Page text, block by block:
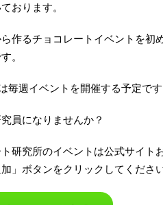
おります。
作るチョコレートイベントを初
。
毎週イベントを開催する予定です
員になりませんか？
研究所のイベントは公式サイト
加」ボタンをクリックしてください